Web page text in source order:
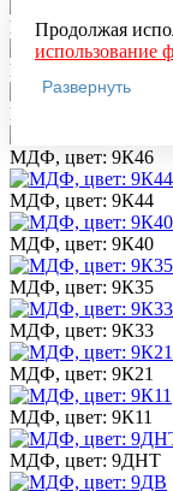
МДФ, цвет: А35*3
МДФ, цвет: 9СНТ
МДФ, цвет: 9КЧ
МДФ, цвет: 9К46
МДФ, цвет: 9К44
МДФ, цвет: 9К40
МДФ, цвет: 9К35
МДФ, цвет: 9К33
МДФ, цвет: 9К21
МДФ, цвет: 9К11
МДФ, цвет: 9ДНТ
Продолжая
использование
местоположении,
для
использования
Если вы не
настройте
Развернуть